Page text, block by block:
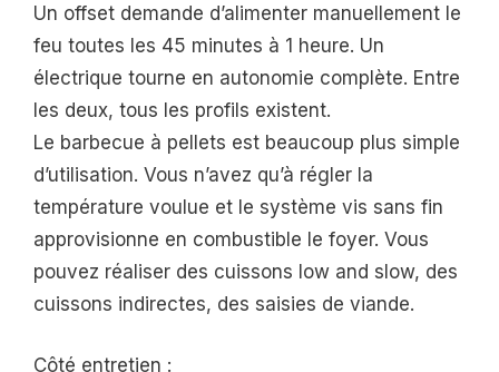
Un offset demande d’alimenter manuellement le
feu toutes les 45 minutes à 1 heure. Un
électrique tourne en autonomie complète. Entre
les deux, tous les profils existent.
Le barbecue à pellets est beaucoup plus simple
d’utilisation. Vous n’avez qu’à régler la
température voulue et le système vis sans fin
approvisionne en combustible le foyer. Vous
pouvez réaliser des cuissons low and slow, des
cuissons indirectes, des saisies de viande.
Côté entretien :